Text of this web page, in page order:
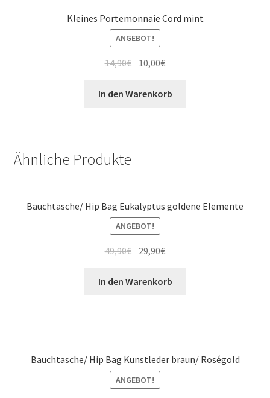
Kleines Portemonnaie Cord mint
ANGEBOT!
14,90€ 10,00€
In den Warenkorb
Ähnliche Produkte
Bauchtasche/ Hip Bag Eukalyptus goldene Elemente
ANGEBOT!
49,90€ 29,90€
In den Warenkorb
Bauchtasche/ Hip Bag Kunstleder braun/ Roségold
ANGEBOT!